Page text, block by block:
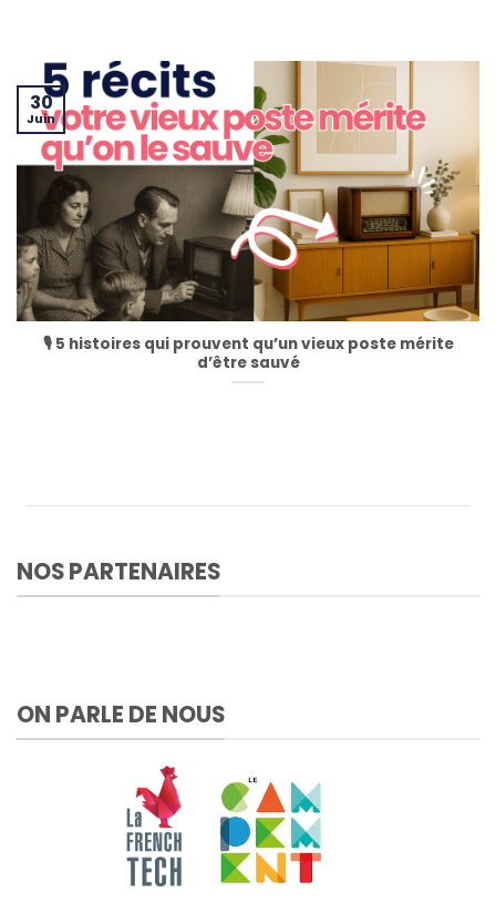
🎙️ 5 histoires qui prouvent qu’un vieux poste mérite
d’être sauvé
30
Juin
NOS PARTENAIRES
ON PARLE DE NOUS